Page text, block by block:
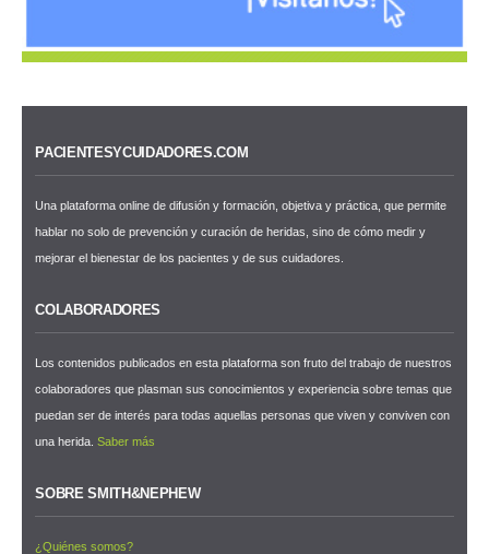
PACIENTESYCUIDADORES.COM
Una plataforma online de difusión y formación, objetiva y práctica, que permite
hablar no solo de prevención y curación de heridas, sino de cómo medir y
mejorar el bienestar de los pacientes y de sus cuidadores.
COLABORADORES
Los contenidos publicados en esta plataforma son fruto del trabajo de nuestros
colaboradores que plasman sus conocimientos y experiencia sobre temas que
puedan ser de interés para todas aquellas personas que viven y conviven con
una herida.Saber más
SOBRE SMITH&NEPHEW
¿Quiénes somos?